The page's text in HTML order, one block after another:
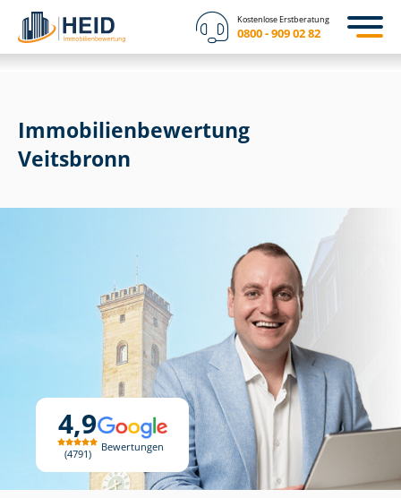
Kostenlose Erstberatung
0800 - 909 02 82
4,9
4791
Bewertungen
Immobilien­bewertung
Veitsbronn